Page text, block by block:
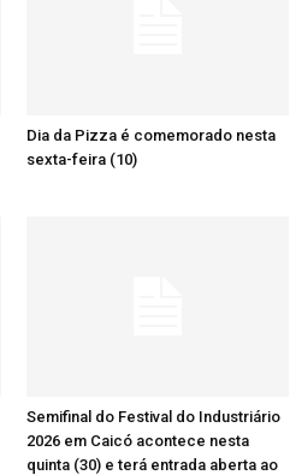
Dia da Pizza é comemorado nesta
sexta-feira (10)
Semifinal do Festival do Industriário
2026 em Caicó acontece nesta
quinta (30) e terá entrada aberta ao